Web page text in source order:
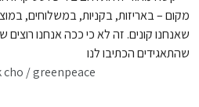
/ greenpeace